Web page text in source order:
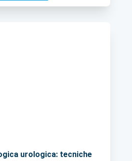
urologica: tecniche